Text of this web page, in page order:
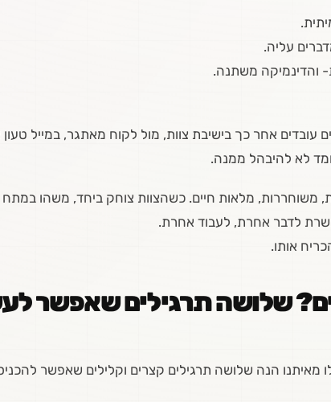
עליה.
והדינמיקה משתנה.
עובדים אחר כך בישיבת צוות, מול לקוח מאתגר, במייל
לא להיבהל ממנה.
משוחררות, מלאות חיים. כשהצוות צוחק ביחד, משהו
לדבר אחרת, לעבוד אחרת.
אותו.
שלושה תרגילים שאפשר
מאיתנו הנה שלושה תרגילים קצרים וקלילים שאפשר